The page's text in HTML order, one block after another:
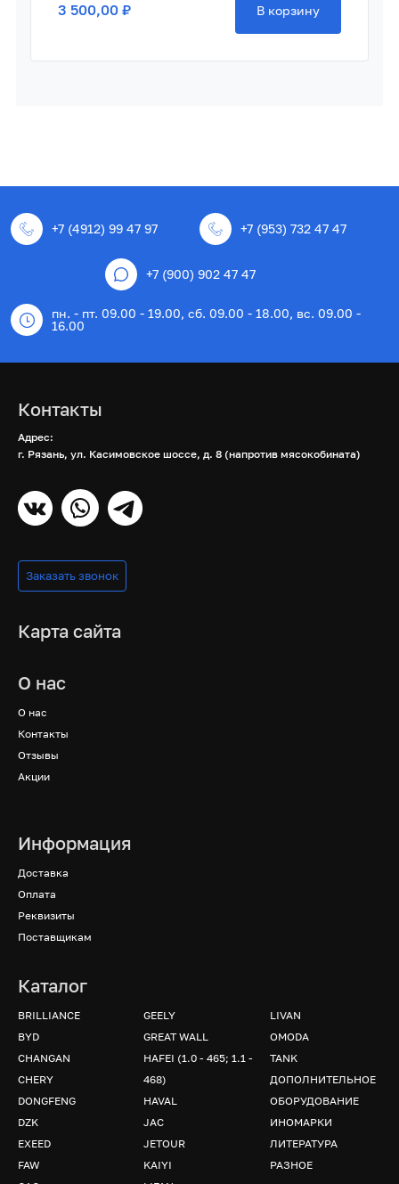
3 500,00 ₽ В корзину
+7 (4912) 99 47 97 +7 (953) 732 47 47
+7 (900) 902 47 47
пн. - пт. 09.00 - 19.00, сб. 09.00 - 18.00, вс. 09.00 -
16.00
Контакты
Адрес:
г. Рязань, ул. Касимовское шоссе, д. 8 (напротив мясокобината)
Заказать звонок
Карта сайта
О нас
О нас
Контакты
Отзывы
Акции
Информация
Доставка
Оплата
Реквизиты
Поставщикам
Каталог
BRILLIANCE
BYD
CHANGAN
CHERY
DONGFENG
DZK
EXEED
FAW
GEELY
GREAT WALL
HAFEI (1.0 - 465; 1.1 -
468)
HAVAL
JAC
JETOUR
KAIYI
LIVAN
OMODA
TANK
ДОПОЛНИТЕЛЬНОЕ
ОБОРУДОВАНИЕ
ИНОМАРКИ
ЛИТЕРАТУРА
РАЗНОЕ